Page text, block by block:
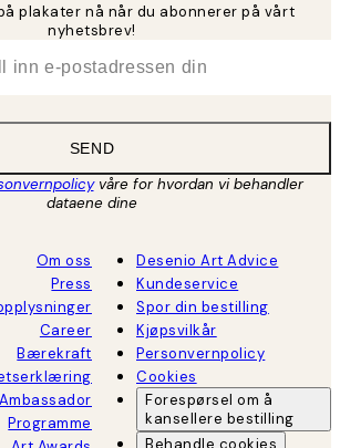
plakater nå når du abonnerer på vårt
nyhetsbrev!
SEND
våre for hvordan vi behandler
dataene dine
Om oss
Press
Career
Bærekraft
Programme
Desenio Art Advice
Kundeservice
Spor din bestilling
Kjøpsvilkår
Personvernpolicy
Cookies
Forespørsel om å
kansellere bestilling
Behandle cookies